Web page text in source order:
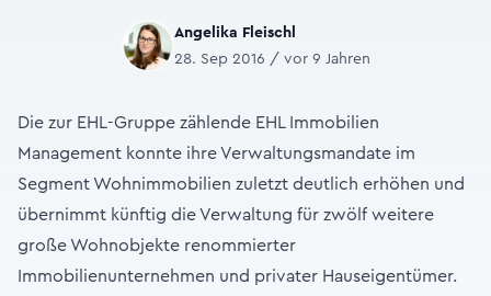
Angelika Fleischl
28. Sep 2016 / vor 9 Jahren
Die zur EHL-Gruppe zählende EHL Immobilien
Management konnte ihre Verwaltungsmandate im
Segment Wohnimmobilien zuletzt deutlich erhöhen und
übernimmt künftig die Verwaltung für zwölf weitere
große Wohnobjekte renommierter
Immobilienunternehmen und privater Hauseigentümer.